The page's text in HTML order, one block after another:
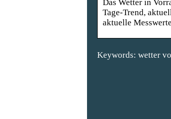
Das Wetter in
Tage-Trend,
aktuelle
Keywords: wetter